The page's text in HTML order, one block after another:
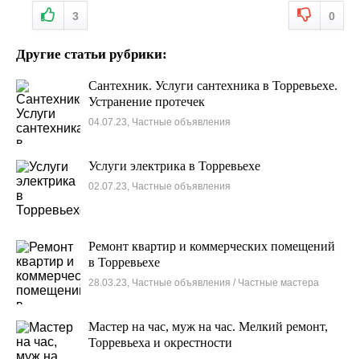
3 0
Другие статьи рубрики:
Сантехник. Услуги сантехника в Торревьехе.
Устранение протечек
04.07.23, Частные объявления
Услуги электрика в Торревьехе
02.07.23, Частные объявления
Ремонт квартир и коммерческих помещений
в Торревьехе
28.03.23, Частные объявления / Частные мастера
Мастер на час, муж на час. Мелкий ремонт,
Торревьеха и окрестности